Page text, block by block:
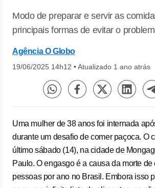
Modo de preparar e servir as
principais formas de evitar o
Agência O Globo
19/06/2025 14h12 •Atualizado 1 ano atrás
Uma mulher de 38 anos foi internada
durante um desafio de comer paçoca. O
último sábado (14), na cidade de
Paulo. O engasgo é a causa da morte de
pessoas por ano no Brasil. Embora isso